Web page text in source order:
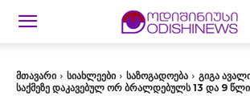
მთავარი სიახლეები საზოგადოება
გიგა
საქმეზე დაკავებულ ორ ბრალდებულს 13 და 9